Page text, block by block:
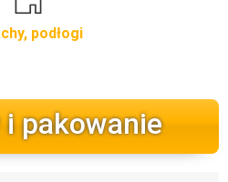
podłogi
pakowanie